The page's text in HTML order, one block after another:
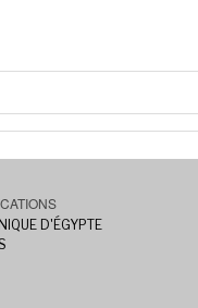
D'ÉGYPTE